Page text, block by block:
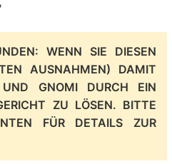
WENN SIE DIESEN
AUSNAHMEN) DAMIT
UND GNOMI DURCH EIN
ZU LÖSEN. BITTE
FÜR DETAILS ZUR